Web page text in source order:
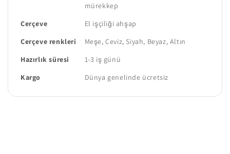
mürekkep
Çerçeve
El işçiliği ahşap
Çerçeve renkleri
Meşe, Ceviz, Siyah, Beyaz, Altın
Hazırlık süresi
1-3 iş günü
Kargo
Dünya genelinde ücretsiz